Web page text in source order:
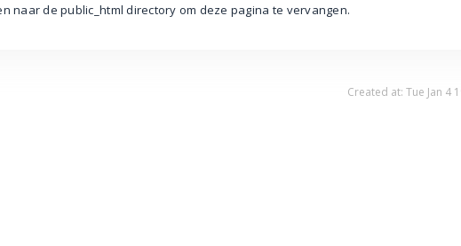
naar de public_html directory om deze pagina te vervangen.
Created at: Tue Jan 4